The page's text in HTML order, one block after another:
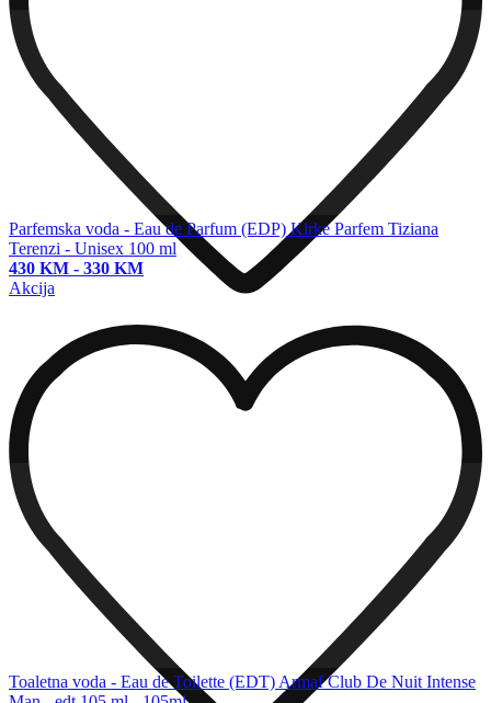
Parfemska voda - Eau de Parfum (EDP) Kirke Parfem Tiziana
Terenzi - Unisex 100 ml
430 KM - 330 KM
Akcija
Toaletna voda - Eau de Toilette (EDT) Armaf Club De Nuit Intense